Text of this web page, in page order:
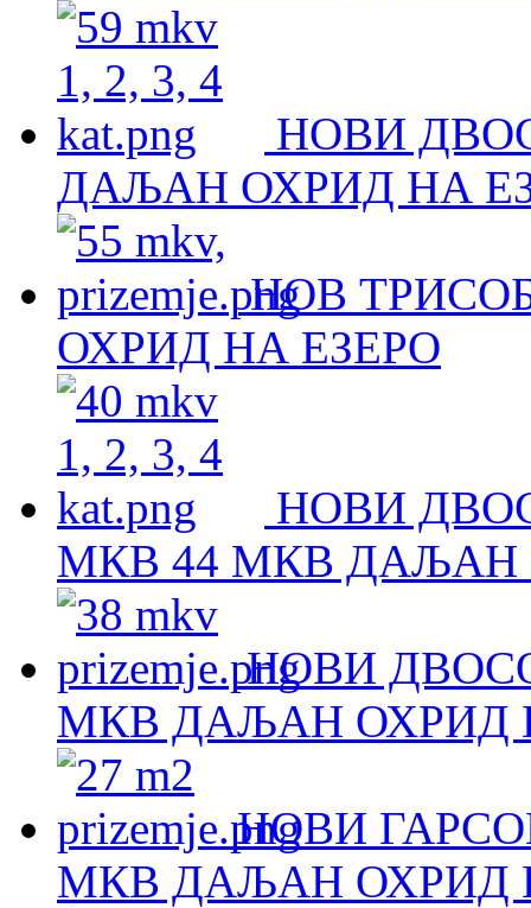
НОВИ
ДАЉАН ОХРИД НА
НОВ
ОХРИД НА ЕЗЕРО
НОВИ
МКВ 44 МКВ ДАЉАН
НОВИ
МКВ ДАЉАН ОХРИД
НОВИ
МКВ ДАЉАН ОХРИД